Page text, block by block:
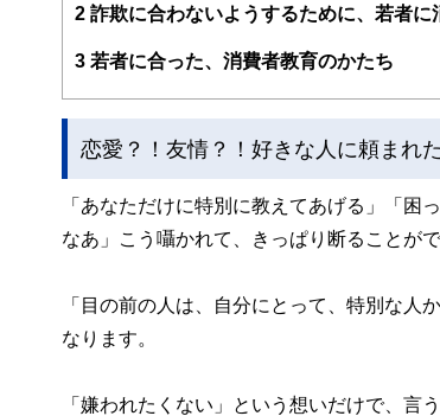
2 詐欺に合わないようするために、若者に
3 若者に合った、消費者教育のかたち
恋愛？！友情？！好きな人に頼まれ
「あなただけに特別に教えてあげる」「困
なあ」こう囁かれて、きっぱり断ることが
「目の前の人は、自分にとって、特別な人
なります。
「嫌われたくない」という想いだけで、言